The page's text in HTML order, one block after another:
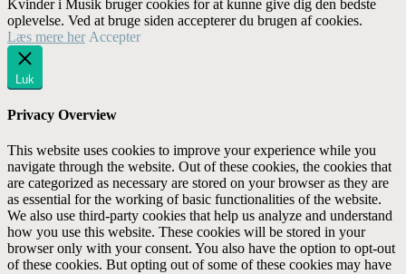
Kvinder i Musik bruger cookies for at kunne give dig den bedste
oplevelse. Ved at bruge siden accepterer du brugen af cookies.
Læs mere her Accepter
Luk
Privacy Overview
This website uses cookies to improve your experience while you
navigate through the website. Out of these cookies, the cookies that
are categorized as necessary are stored on your browser as they are
as essential for the working of basic functionalities of the website.
We also use third-party cookies that help us analyze and understand
how you use this website. These cookies will be stored in your
browser only with your consent. You also have the option to opt-out
of these cookies. But opting out of some of these cookies may have